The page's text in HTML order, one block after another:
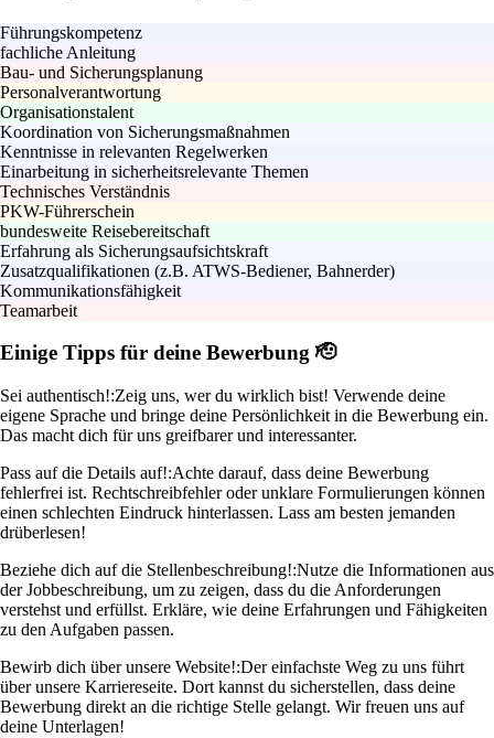
Führungskompetenz
fachliche Anleitung
Bau- und Sicherungsplanung
Personalverantwortung
Organisationstalent
Koordination von Sicherungsmaßnahmen
Kenntnisse in relevanten Regelwerken
Einarbeitung in sicherheitsrelevante Themen
Technisches Verständnis
PKW-Führerschein
bundesweite Reisebereitschaft
Erfahrung als Sicherungsaufsichtskraft
Zusatzqualifikationen (z.B. ATWS-Bediener, Bahnerder)
Kommunikationsfähigkeit
Teamarbeit
Einige Tipps für deine Bewerbung 🫡
Sei authentisch!:Zeig uns, wer du wirklich bist! Verwende deine
eigene Sprache und bringe deine Persönlichkeit in die Bewerbung ein.
Das macht dich für uns greifbarer und interessanter.
Pass auf die Details auf!:Achte darauf, dass deine Bewerbung
fehlerfrei ist. Rechtschreibfehler oder unklare Formulierungen können
einen schlechten Eindruck hinterlassen. Lass am besten jemanden
drüberlesen!
Beziehe dich auf die Stellenbeschreibung!:Nutze die Informationen aus
der Jobbeschreibung, um zu zeigen, dass du die Anforderungen
verstehst und erfüllst. Erkläre, wie deine Erfahrungen und Fähigkeiten
zu den Aufgaben passen.
Bewirb dich über unsere Website!:Der einfachste Weg zu uns führt
über unsere Karriereseite. Dort kannst du sicherstellen, dass deine
Bewerbung direkt an die richtige Stelle gelangt. Wir freuen uns auf
deine Unterlagen!